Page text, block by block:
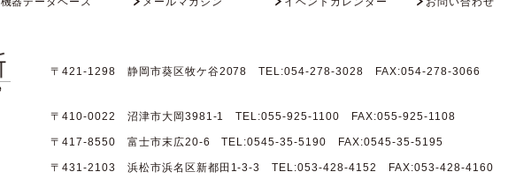
〒421-1298 静岡市葵区牧ケ谷2078 TEL:054-278-3028 FAX:054-278-3066
〒410-0022 沼津市大岡3981-1 TEL:055-925-1100 FAX:055-925-1108
〒417-8550 富士市末広20-6 TEL:0545-35-5190 FAX:0545-35-5195
〒431-2103 浜松市浜名区新都田1-3-3 TEL:053-428-4152 FAX:053-428-4160